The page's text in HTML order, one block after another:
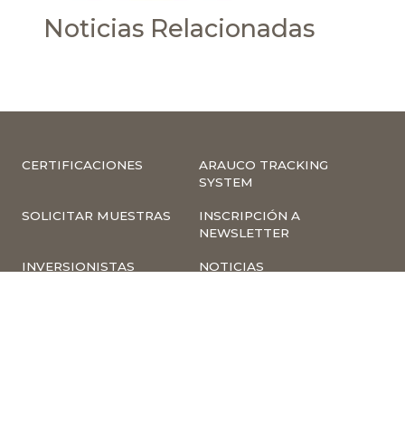
Noticias Relacionadas
CERTIFICACIONES
ARAUCO TRACKING
SYSTEM
SOLICITAR MUESTRAS
INSCRIPCIÓN A
NEWSLETTER
INVERSIONISTAS NOTICIAS